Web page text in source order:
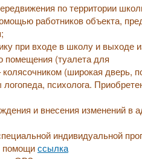
по территории
работников объекта,
при входе в школу и выходе
помещения (туалета для
(широкая дверь,
психолога.
и внесения изменений в
индивидуальной
помощиссылка